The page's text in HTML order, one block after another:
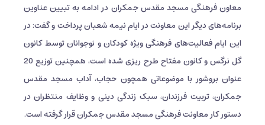
معاون فرهنگی مسجد مقدس جمکران در ادامه به تبیین عناوین
برنامه‌های دیگر این معاونت در ایام نیمه شعبان پرداخت و گفت: در
این ایام فعالیت‌های فرهنگی ویژه کودکان و نوجوانان توسط کانون
گل نرگس و کانون مفتاح طرح ریزی شده است، همچنین توزیع 20
عنوان بروشور با موضوعاتی همچون حجاب، آداب مسجد مقدس
جمکران، تربیت فرزندان، سبک زندگی دینی و وظایف منتظران در
دستور کار معاونت فرهنگی مسجد مقدس جمکران قرار گرفته است.